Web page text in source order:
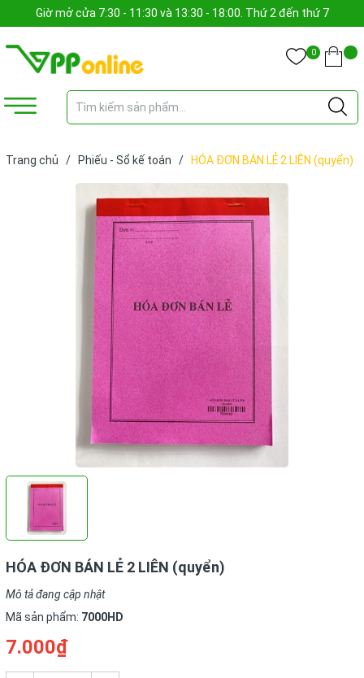
Giờ mở cửa 7:30 - 11:30 và 13:30 - 18:00. Thứ 2 đến thứ 7
0
Trang chủ / Phiếu - Sổ kế toán / HÓA ĐƠN BÁN LẺ 2 LIÊN (quyển)
HÓA ĐƠN BÁN LẺ 2 LIÊN (quyển)
Mô tả đang cập nhật
Mã sản phẩm: 7000HD
7.000₫